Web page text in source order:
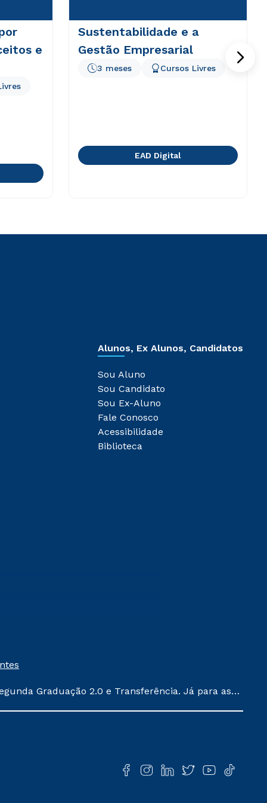
e
Sustentabilidade e a
Gestão Empresarial
3 meses Cursos Livres
EAD Digital
Alunos, Ex Alunos, Candidatos
Sou Aluno
Sou Candidato
Sou Ex-Aluno
Fale Conosco
Acessibilidade
Biblioteca
Graduação 2.0 e Transferência. Já para as